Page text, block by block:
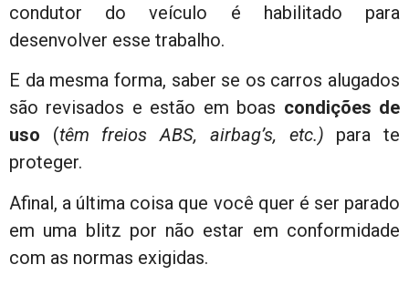
condutor do veículo é habilitado para
desenvolver esse trabalho.
E da mesma forma, saber se os carros alugados
são revisados e estão em boas condições de
uso (têm freios ABS, airbag’s, etc.) para te
proteger.
Afinal, a última coisa que você quer é ser parado
em uma blitz por não estar em conformidade
com as normas exigidas.